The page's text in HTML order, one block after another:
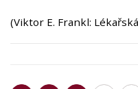
(Viktor E. Frankl: